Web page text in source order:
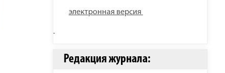
электронная версия
Редакция журнала: